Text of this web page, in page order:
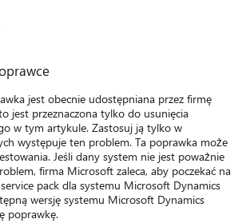
jest obecnie udostępniana przez firmę
jest przeznaczona tylko do usunięcia
w tym artykule. Zastosuj ją tylko w
występuje ten problem. Ta poprawka może
Jeśli dany system nie jest poważnie
firma Microsoft zaleca, aby poczekać na
pack dla systemu Microsoft Dynamics
wersję systemu Microsoft Dynamics
poprawkę.